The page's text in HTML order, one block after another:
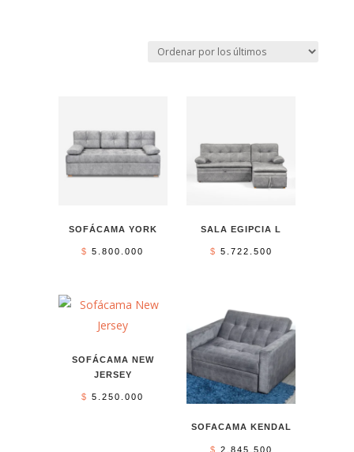
SOFÁCAMA YORK
$ 5.800.000
SALA EGIPCIA L
$ 5.722.500
SOFÁCAMA NEW
JERSEY
$ 5.250.000
SOFACAMA KENDAL
$ 2.845.500